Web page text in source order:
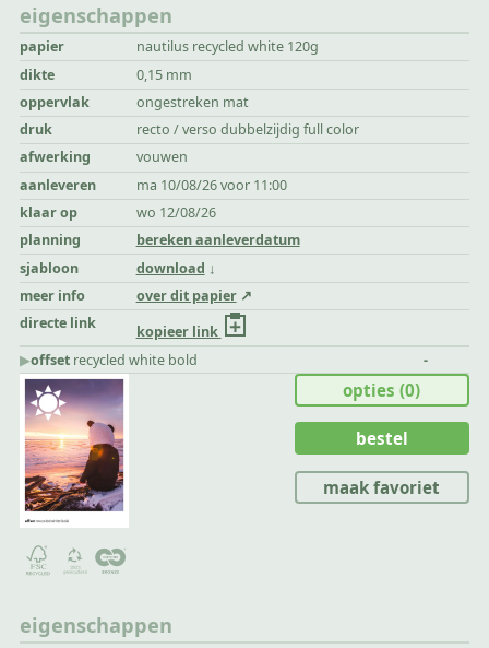
eigenschappen
papier
nautilus recycled white 120g
dikte
0,15 mm
oppervlak
ongestreken mat
druk
recto / verso dubbelzijdig full color
afwerking
vouwen
aanleveren
ma 10/08/26 voor 11:00
klaar op
wo 12/08/26
planning
bereken aanleverdatum
sjabloon
download
meer info
over dit papier
directe link
kopieer link
▶︎offset recycled white bold -
eigenschappen
opties(0)
bestel
maak favoriet